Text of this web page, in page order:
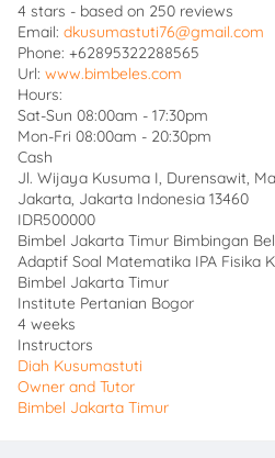
4 stars - based on 250 reviews
Email: dkusumastuti76@gmail.com
Phone: +62895322288565
Url: www.bimbeles.com
Hours:
Sat-Sun 08:00am - 17:30pm
Mon-Fri 08:00am - 20:30pm
Cash
Jl. Wijaya Kusuma I, Durensawit,
Jakarta, Jakarta Indonesia 13460
IDR500000
Bimbel Jakarta Timur Bimbingan
Adaptif Soal Matematika IPA Fisika
Bimbel Jakarta Timur
Institute Pertanian Bogor
4 weeks
Instructors
Diah Kusumastuti
Owner and Tutor
Bimbel Jakarta Timur